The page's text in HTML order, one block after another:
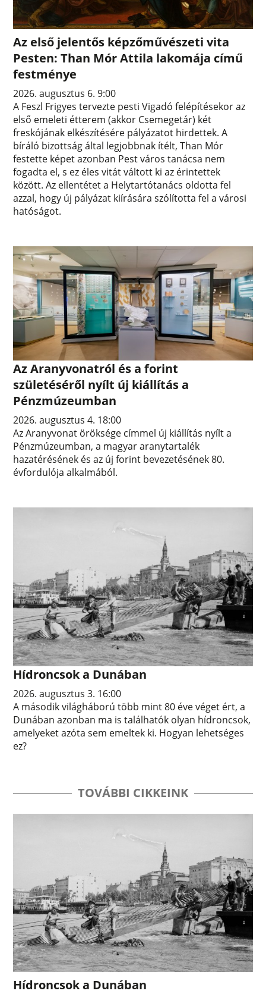
Az első jelentős képzőművészeti vita
Pesten: Than Mór Attila lakomája című
festménye
2026. augusztus 6. 9:00
A Feszl Frigyes tervezte pesti Vigadó felépítésekor az
első emeleti étterem (akkor Csemegetár) két
freskójának elkészítésére pályázatot hirdettek. A
bíráló bizottság által legjobbnak ítélt, Than Mór
festette képet azonban Pest város tanácsa nem
fogadta el, s ez éles vitát váltott ki az érintettek
között. Az ellentétet a Helytartótanács oldotta fel
azzal, hogy új pályázat kiírására szólította fel a városi
hatóságot.
Az Aranyvonatról és a forint
születéséről nyílt új kiállítás a
Pénzmúzeumban
2026. augusztus 4. 18:00
Az Aranyvonat öröksége címmel új kiállítás nyílt a
Pénzmúzeumban, a magyar aranytartalék
hazatérésének és az új forint bevezetésének 80.
évfordulója alkalmából.
Hídroncsok a Dunában
2026. augusztus 3. 16:00
A második világháború több mint 80 éve véget ért, a
Dunában azonban ma is találhatók olyan hídroncsok,
amelyeket azóta sem emeltek ki. Hogyan lehetséges
ez?
TOVÁBBI CIKKEINK
Hídroncsok a Dunában